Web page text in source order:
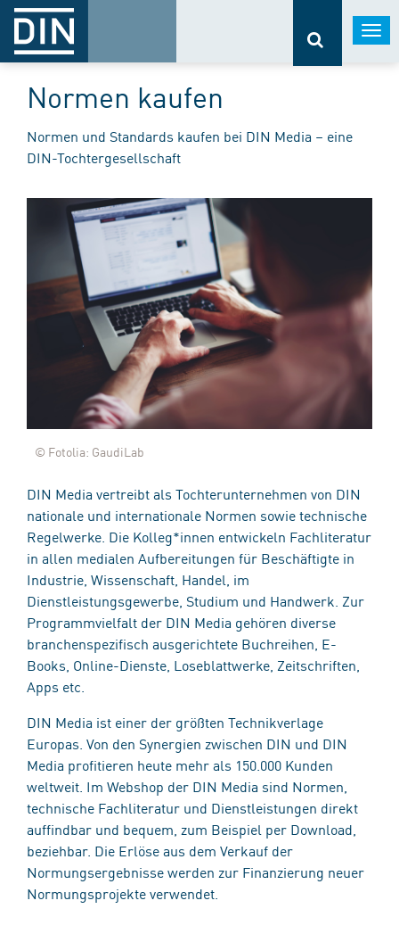
Normen kaufen
Normen und Standards kaufen bei DIN Media – eine
DIN-Tochtergesellschaft
© Fotolia: GaudiLab
DIN Media vertreibt als Tochterunternehmen von DIN
nationale und internationale Normen sowie technische
Regelwerke. Die Kolleg*innen entwickeln Fachliteratur
in allen medialen Aufbereitungen für Beschäftigte in
Industrie, Wissenschaft, Handel, im
Dienstleistungsgewerbe, Studium und Handwerk. Zur
Programmvielfalt der DIN Media gehören diverse
branchenspezifisch ausgerichtete Buchreihen, E-
Books, Online-Dienste, Loseblattwerke, Zeitschriften,
Apps etc.
DIN Media ist einer der größten Technikverlage
Europas. Von den Synergien zwischen DIN und DIN
Media profitieren heute mehr als 150.000 Kunden
weltweit. Im Webshop der DIN Media sind Normen,
technische Fachliteratur und Dienstleistungen direkt
auffindbar und bequem, zum Beispiel per Download,
beziehbar. Die Erlöse aus dem Verkauf der
Normungsergebnisse werden zur Finanzierung neuer
Normungsprojekte verwendet.